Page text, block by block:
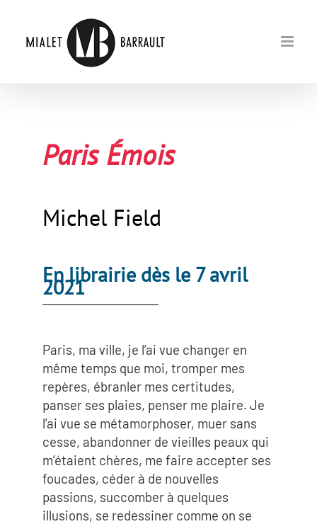
Paris Émois
Michel Field
En librairie dès le 7 avril
2021
Paris, ma ville, je l’ai vue changer en
même temps que moi, tromper mes
repères, ébranler mes certitudes,
panser ses plaies, penser me plaire. Je
l’ai vue se métamorphoser, muer sans
cesse, abandonner de vieilles peaux qui
m’étaient chères, me faire accepter ses
foucades, céder à de nouvelles
passions, succomber à quelques
illusions, se redessiner comme on se